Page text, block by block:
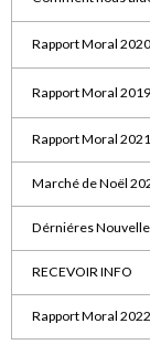
Rapport Moral 2020
Rapport Moral 2019
Rapport Moral 2021
Marché de Noël
Dérniéres
RECEVOIR INFO
Rapport Moral 2022